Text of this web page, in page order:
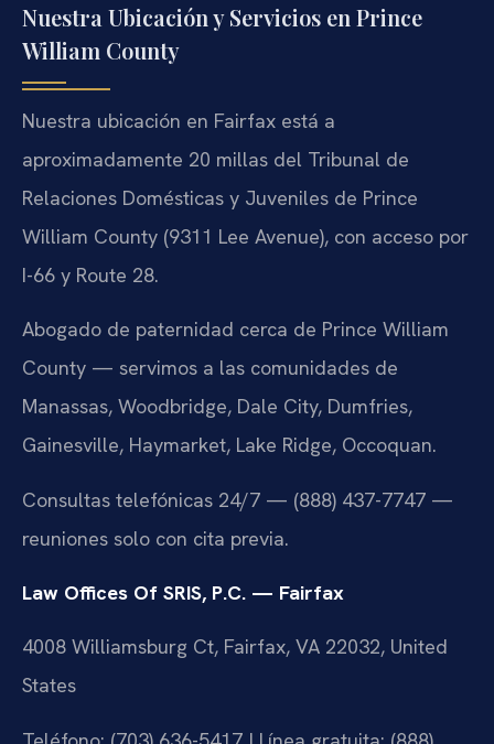
Nuestra Ubicación y Servicios en Prince
William County
Nuestra ubicación en Fairfax está a
aproximadamente 20 millas del Tribunal de
Relaciones Domésticas y Juveniles de Prince
William County (9311 Lee Avenue), con acceso por
I-66 y Route 28.
Abogado de paternidad cerca de Prince William
County — servimos a las comunidades de
Manassas, Woodbridge, Dale City, Dumfries,
Gainesville, Haymarket, Lake Ridge, Occoquan.
Consultas telefónicas 24/7 — (888) 437-7747 —
reuniones solo con cita previa.
Law Offices Of SRIS, P.C. — Fairfax
4008 Williamsburg Ct, Fairfax, VA 22032, United
States